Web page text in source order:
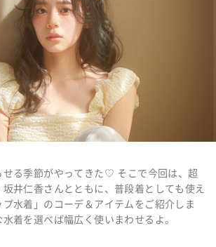
せる季節がやってきた♡ そこで今回は、超
井仁香さんとともに、普段着としても使え
水着」のコーデ＆アイテムをご紹介しま
着を選べば幅広く使いまわせるよ。